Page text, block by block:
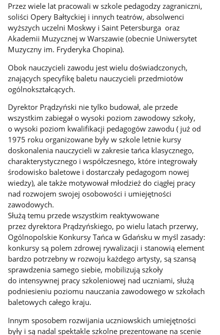
Przez wiele lat pracowali w szkole pedagodzy zagraniczni,
soliści Opery Bałtyckiej i innych teatrów, absolwenci
wyższych uczelni Moskwy i Saint Petersburga oraz
Akademii Muzycznej w Warszawie (obecnie Uniwersytet
Muzyczny im. Fryderyka Chopina).
Obok nauczycieli zawodu jest wielu doświadczonych,
znających specyfikę baletu nauczycieli przedmiotów
ogólnokształcących.
Dyrektor Prądzyński nie tylko budował, ale przede
wszystkim zabiegał o wysoki poziom zawodowy szkoły,
o wysoki poziom kwalifikacji pedagogów zawodu ( już od
1975 roku organizowane były w szkole letnie kursy
doskonalenia nauczycieli w zakresie tańca klasycznego,
charakterystycznego i współczesnego, które integrowały
środowisko baletowe i dostarczały pedagogom nowej
wiedzy), ale także motywował młodzież do ciągłej pracy
nad rozwojem swojej osobowości i umiejętności
zawodowych.
Służą temu przede wszystkim reaktywowane
przez dyrektora Prądzyńskiego, po wielu latach przerwy,
Ogólnopolskie Konkursy Tańca w Gdańsku w myśl zasady:
konkursy są polem zdrowej rywalizacji i stanowią element
bardzo potrzebny w rozwoju każdego artysty, są szansą
sprawdzenia samego siebie, mobilizują szkoły
do intensywnej pracy szkoleniowej nad uczniami, służą
podniesieniu poziomu nauczania zawodowego w szkołach
baletowych całego kraju.
Innym sposobem rozwijania uczniowskich umiejętności
były i są nadal spektakle szkolne prezentowane na scenie